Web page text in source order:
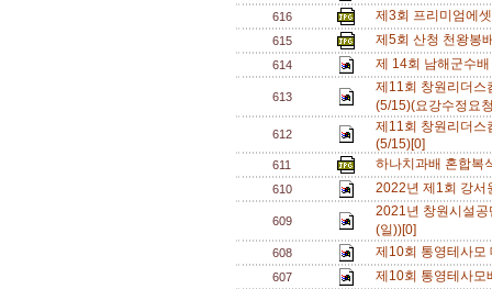
616 제3회 프리미엄에
615 제5회 산청 천왕봉
614 제 14회 남해군수
613
제11회 창원리더스
(5/15)(요강수정요
612
제11회 창원리더스
(5/15)[0]
611 하나치과배 혼합복
610 2022년 제1회 강
609
2021년 창원시설
(일))[0]
608 제10회 통영테사
607 제10회 통영테사